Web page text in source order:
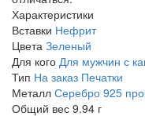
Характеристики
Вставки Нефрит
Цвета Зеленый
Для кого Для мужчин с
Тип На заказ Печатки
Металл Серебро 925
Общий вес 9.94 г